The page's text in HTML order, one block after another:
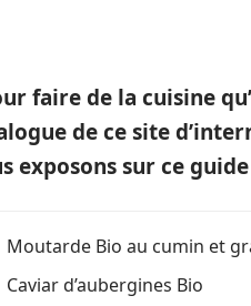
faire de la cuisine
de ce site
exposons sur ce
Moutarde Bio au cumin et
Caviar d’aubergines Bio